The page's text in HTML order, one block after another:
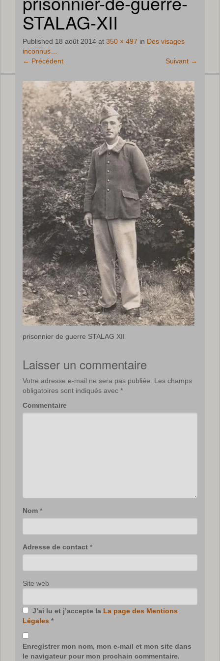
STALAG-XII
Published 18 août 2014 at 350 × 497 in Des visages
inconnus…
← Précédent Suivant →
prisonnier de guerre STALAG XII
Laisser un commentaire
Votre adresse e-mail ne sera pas publiée.
Les champs
obligatoires sont indiqués avec *
Commentaire
Nom *
Adresse de contact *
Site web
J’ai lu et j’accepte la La page des Mentions
Légales *
Enregistrer mon nom, mon e-mail et mon site dans
le navigateur pour mon prochain commentaire.